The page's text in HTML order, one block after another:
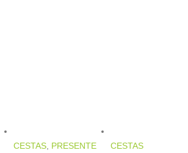
CESTAS PRESENTE
CESTAS